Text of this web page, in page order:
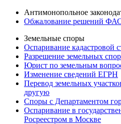
Антимонопольное
Обжалование решений
Земельные споры
Оспаривание кадастровой
Разрешение земельных
Юрист по земельным
Изменение сведений ЕГРН
Перевод земельных
другую
Споры с Департаментом
Оспаривание в
Росреестром в Москве